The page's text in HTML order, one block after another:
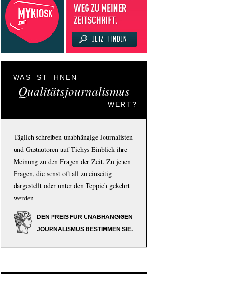
WAS IST IHNEN
Qualitätsjournalismus
WERT?
Täglich schreiben unabhängige Journalisten
und Gastautoren auf Tichys Einblick ihre
Meinung zu den Fragen der Zeit. Zu jenen
Fragen, die sonst oft all zu einseitig
dargestellt oder unter den Teppich gekehrt
werden.
DEN PREIS FÜR UNABHÄNGIGEN
JOURNALISMUS BESTIMMEN SIE.